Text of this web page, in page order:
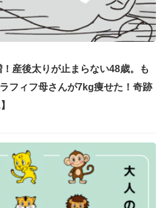
産後太りが止まらない48歳。も
フィフ母さんが7kg痩せた！奇跡